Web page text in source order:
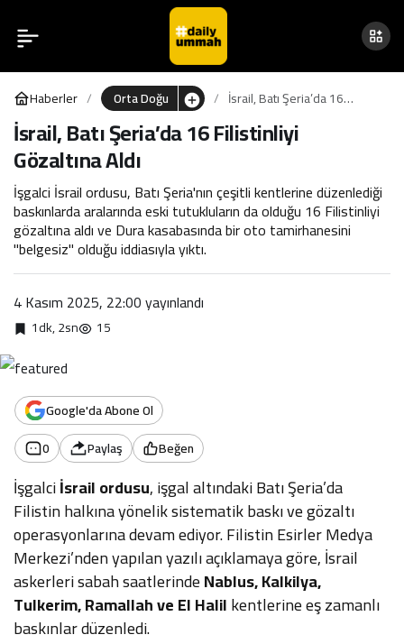
Haberler Orta Doğu
İsrail, Batı Şeria’da 16
Filistinliyi Gözaltına Aldı
İsrail, Batı Şeria’da 16 Filistinliyi
Gözaltına Aldı
İşgalci İsrail ordusu, Batı Şeria'nın çeşitli kentlerine düzenlediği
baskınlarda aralarında eski tutukluların da olduğu 16 Filistinliyi
gözaltına aldı ve Dura kasabasında bir oto tamirhanesini
"belgesiz" olduğu iddiasıyla yıktı.
4 Kasım 2025, 22:00yayınlandı
1dk, 2sn 15
Google'da Abone Ol
0
Paylaş Beğen
İşgalciİsrail ordusu, işgal altındaki Batı Şeria’da
Filistin halkına yönelik sistematik baskı ve gözaltı
operasyonlarına devam ediyor. Filistin Esirler Medya
Merkezi’nden yapılan yazılı açıklamaya göre, İsrail
askerleri sabah saatlerindeNablus, Kalkilya,
Tulkerim, Ramallah ve El Halilkentlerine eş zamanlı
baskınlar düzenledi.
İsrail Saldırılarında Can
Kaybı 68 Bin 872’Ye
Yükseldi
Paylaş